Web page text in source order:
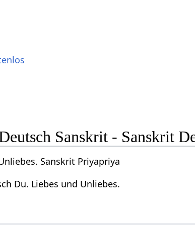
Sanskrit - Sanskrit
Sanskrit Priyapriya
Du. Liebes und Unliebes.